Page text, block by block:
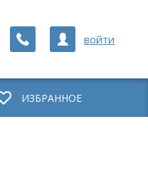
войти
ИЗБРАННОЕ